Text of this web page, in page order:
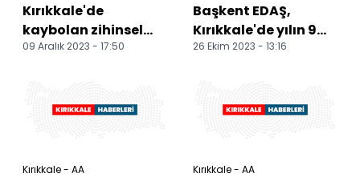
Kırıkkale'de
kaybolan zihinsel
engelli genç
09 Aralık 2023 - 17:50
Başkent EDAŞ,
Kırıkkale'de yılın 9
ayında bakım,
26 Ekim 2023 - 13:16
Kırıkkale - AA Kırıkkale - AA